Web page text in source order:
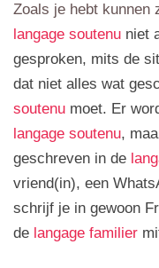
Zoals je hebt kunnen
langage soutenu niet
gesproken, mits de
dat niet alles wat
soutenu moet. Er
langage soutenu,
geschreven in de
vriend(in), een
schrijf je in gewoon
de langage familier